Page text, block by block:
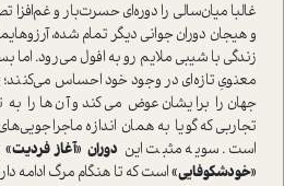
غالبا میان‌سالی را دوره‌ای حسرت‌بار و غم‌افزا
و هیجان دوران جوانی دیگر تمام شده،
زندگی‌ با شیبی ملایم رو به افول می‌رود. اما
معنویِ تازه‌ای در وجود خود احساس
جهان را برایشان عوض می‌کند و آن‌ها را
تجاربی که گویا به همان اندازه
است. سویه مثبت این دوران «آغاز فردیت»
«خودشکوفایی»است که تا هنگام مرگ ادامه